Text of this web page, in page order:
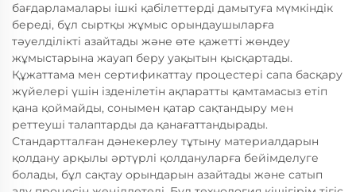
бағдарламалары ішкі қабілеттерді дамытуға мүмкіндік
береді, бұл сыртқы жұмыс орындаушыларға
тәуелділікті азайтады және өте қажетті жөндеу
жұмыстарына жауап беру уақытын қысқартады.
Құжаттама мен сертификаттау процестері сапа басқару
жүйелері үшін ізденілетін ақпаратты қамтамасыз етіп
қана қоймайды, сонымен қатар сақтандыру мен
реттеуші талаптарды да қанағаттандырады.
Стандартталған дәнекерлеу тұтыну материалдарын
қолдану арқылы әртүрлі қолдануларға бейімделуге
болады, бұл сақтау орындарын азайтады және сатып